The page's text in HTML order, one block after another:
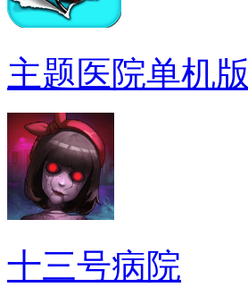
主题医院单机版
十三号病院